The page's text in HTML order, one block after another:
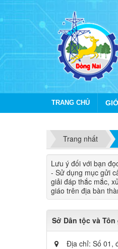
TRANG CHỦ
Trang nhất
Lưu ý đối với bạn
- Sử dụng mục gửi
giải đáp thắc mắc,
giáo trên địa bàn
Sở Dân tộc và Tôn
Địa chỉ: Số 01,